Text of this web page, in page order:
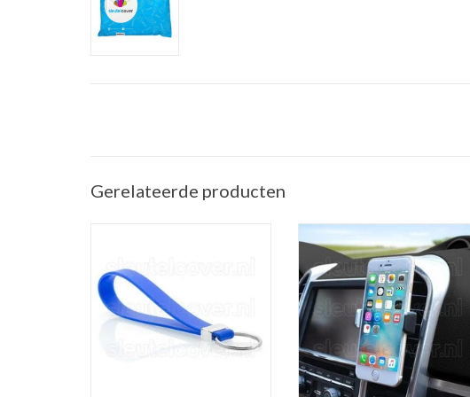
Gerelateerde producten
TOEVOEGEN AAN WINKELWAGEN
Telefoonhouder ventilatierooster
(Universele telefoon houder voor
in de auto)
TOEVOEGEN AAN WINKELWAGEN